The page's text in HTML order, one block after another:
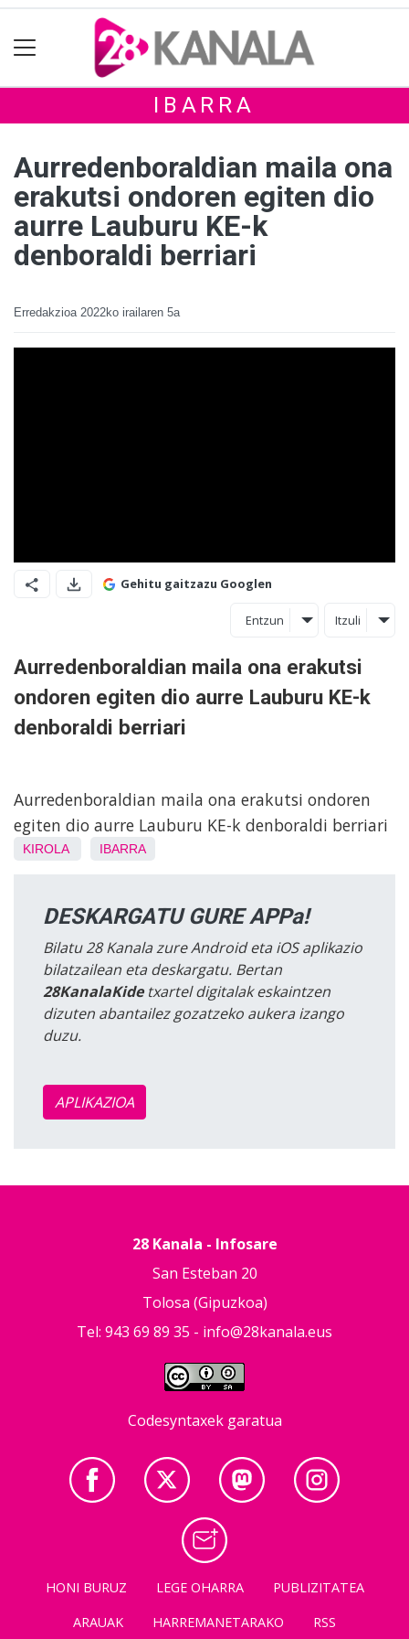
IBARRA
Aurredenboraldian maila ona
erakutsi ondoren egiten dio
aurre Lauburu KE-k
denboraldi berriari
Erredakzioa 2022ko irailaren 5a
Gehitu gaitzazu Googlen
Entzun Itzuli
Aurredenboraldian maila ona erakutsi
ondoren egiten dio aurre Lauburu KE-k
denboraldi berriari
Aurredenboraldian maila ona erakutsi ondoren
egiten dio aurre Lauburu KE-k denboraldi berriari
KIROLA IBARRA
DESKARGATU GURE APPa!
Bilatu 28 Kanala zure Android eta iOS aplikazio
bilatzailean eta deskargatu. Bertan
28KanalaKidetxartel digitalak eskaintzen
dizuten abantailez gozatzeko aukera izango
duzu.
APLIKAZIOA
28 Kanala - Infosare
San Esteban 20
Tolosa (Gipuzkoa)
Tel: 943 69 89 35 - info@28kanala.eus
Codesyntaxek garatua
HONI BURUZ LEGE OHARRA
PUBLIZITATEA
ARAUAK
HARREMANETARAKO RSS